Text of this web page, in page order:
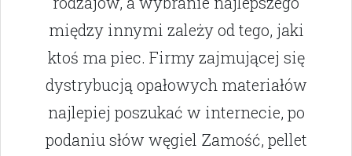
między innymi zależy od tego, jaki
ktoś ma piec. Firmy zajmującej się
dystrybucją opałowych materiałów
najlepiej poszukać w internecie, po
podaniu słów węgiel Zamość, pellet